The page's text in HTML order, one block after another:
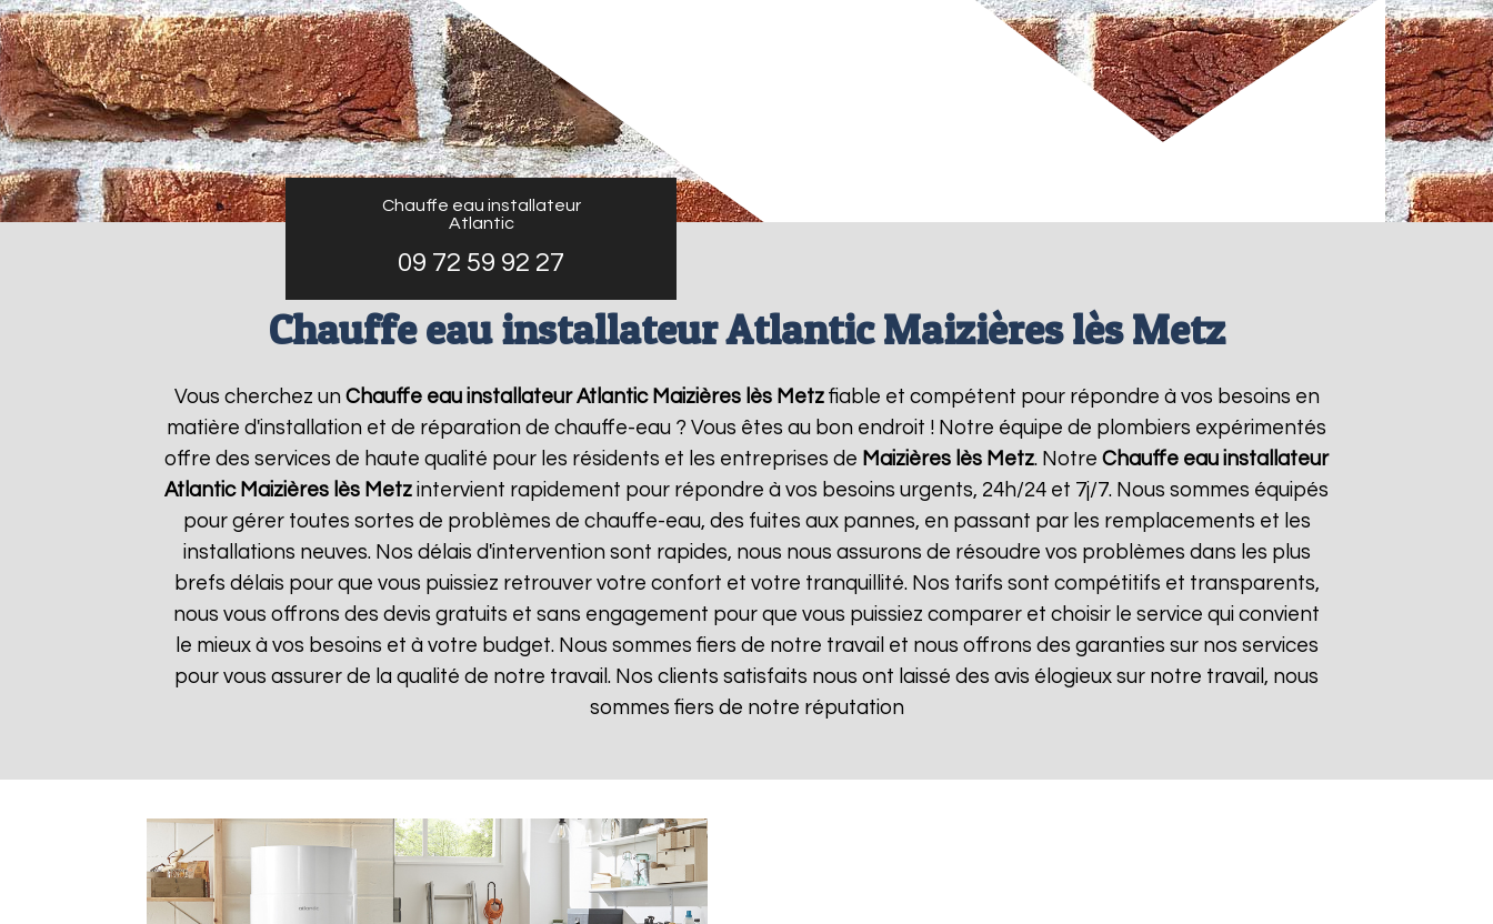
Chauffe eau installateur
Atlantic
09 72 59 92 27
Chauffe eau installateur Atlantic Maizières lès Metz
Vous cherchez un Chauffe eau installateur Atlantic Maizières lès Metzfiable et compétent pour répondre à vos besoins en
matière d'installation et de réparation de chauffe-eau ? Vous êtes au bon endroit ! Notre équipe de plombiers expérimentés
offre des services de haute qualité pour les résidents et les entreprises de Maizières lès Metz. Notre Chauffe eau installateur
Atlantic Maizières lès Metz intervient rapidement pour répondre à vos besoins urgents, 24h/24 et 7j/7. Nous sommes équipés
pour gérer toutes sortes de problèmes de chauffe-eau, des fuites aux pannes, en passant par les remplacements et les
installations neuves. Nos délais d'intervention sont rapides, nous nous assurons de résoudre vos problèmes dans les plus
brefs délais pour que vous puissiez retrouver votre confort et votre tranquillité. Nos tarifs sont compétitifs et transparents,
nous vous offrons des devis gratuits et sans engagement pour que vous puissiez comparer et choisir le service qui convient
le mieux à vos besoins et à votre budget. Nous sommes fiers de notre travail et nous offrons des garanties sur nos services
pour vous assurer de la qualité de notre travail. Nos clients satisfaits nous ont laissé des avis élogieux sur notre travail, nous
sommes fiers de notre réputation